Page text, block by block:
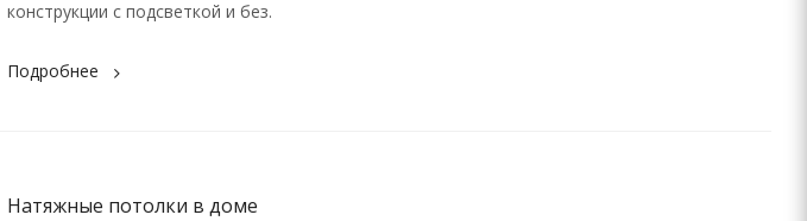
конструкции с подсветкой и без.
Подробнее
Натяжные потолки в доме